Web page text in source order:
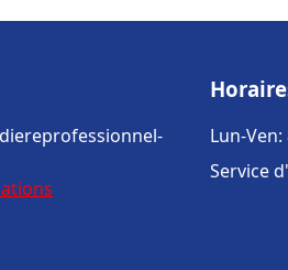
Lun-
Service